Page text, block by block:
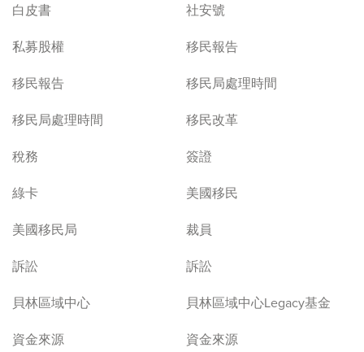
白皮書
社安號
私募股權
移民報告
移民報告
移民局處理時間
移民局處理時間
移民改革
稅務
簽證
綠卡
美國移民
美國移民局
裁員
訴訟
訴訟
貝林區域中心
貝林區域中心Legacy基金
資金來源
資金來源